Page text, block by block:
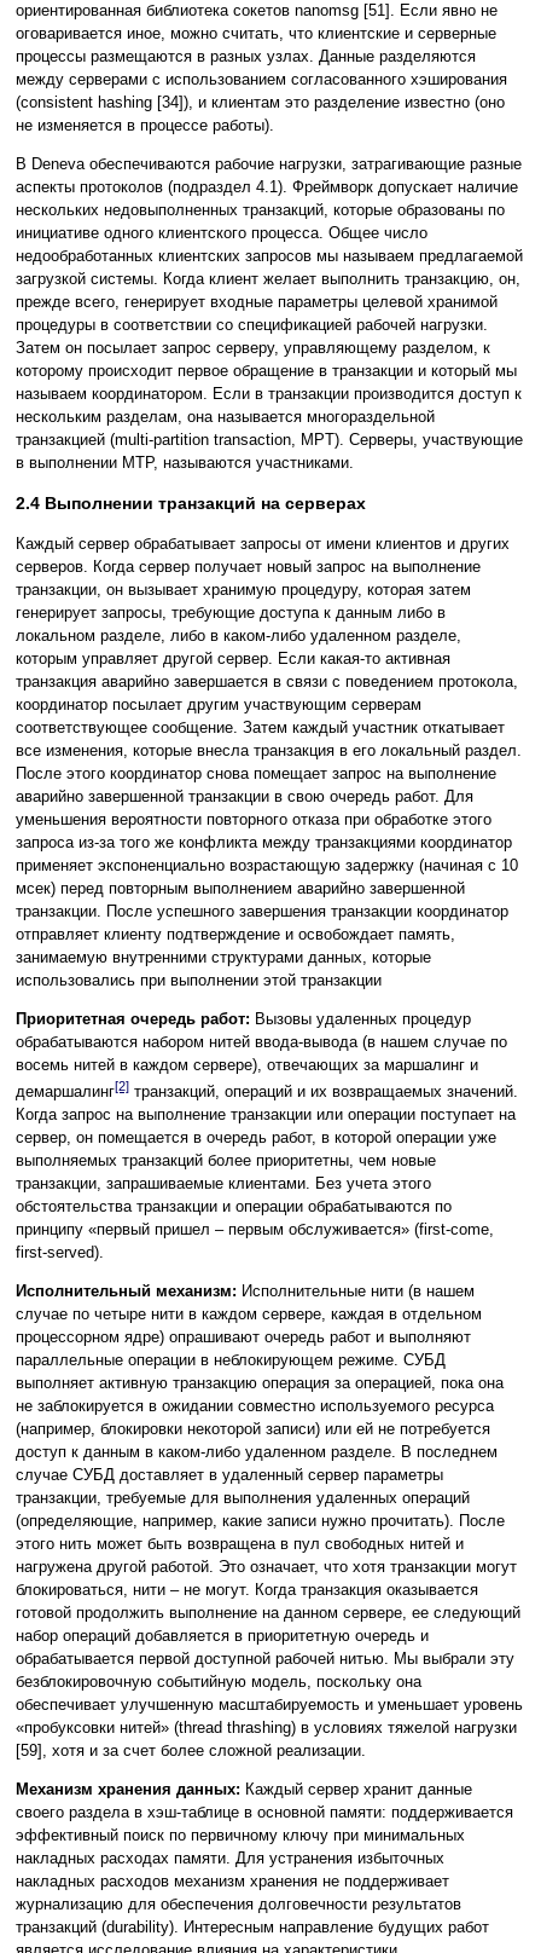
ориентированная библиотека сокетов nanomsg [51]. Если явно не
оговаривается иное, можно считать, что клиентские и серверные
процессы размещаются в разных узлах. Данные разделяются
между серверами с использованием согласованного хэширования
(consistent hashing [34]), и клиентам это разделение известно (оно
не изменяется в процессе работы).
В Deneva обеспечиваются рабочие нагрузки, затрагивающие разные
аспекты протоколов (подраздел 4.1). Фреймворк допускает наличие
нескольких недовыполненных транзакций, которые образованы по
инициативе одного клиентского процесса. Общее число
недообработанных клиентских запросов мы называем предлагаемой
загрузкой системы. Когда клиент желает выполнить транзакцию, он,
прежде всего, генерирует входные параметры целевой хранимой
процедуры в соответствии со спецификацией рабочей нагрузки.
Затем он посылает запрос серверу, управляющему разделом, к
которому происходит первое обращение в транзакции и который мы
называем координатором. Если в транзакции производится доступ к
нескольким разделам, она называется многораздельной
транзакцией (multi-partition transaction, MPT). Серверы, участвующие
в выполнении MTP, называются участниками.
2.4 Выполнении транзакций на серверах
Каждый сервер обрабатывает запросы от имени клиентов и других
серверов. Когда сервер получает новый запрос на выполнение
транзакции, он вызывает хранимую процедуру, которая затем
генерирует запросы, требующие доступа к данным либо в
локальном разделе, либо в каком-либо удаленном разделе,
которым управляет другой сервер. Если какая-то активная
транзакция аварийно завершается в связи с поведением протокола,
координатор посылает другим участвующим серверам
соответствующее сообщение. Затем каждый участник откатывает
все изменения, которые внесла транзакция в его локальный раздел.
После этого координатор снова помещает запрос на выполнение
аварийно завершенной транзакции в свою очередь работ. Для
уменьшения вероятности повторного отказа при обработке этого
запроса из-за того же конфликта между транзакциями координатор
применяет экспоненциально возрастающую задержку (начиная с 10
мсек) перед повторным выполнением аварийно завершенной
транзакции. После успешного завершения транзакции координатор
отправляет клиенту подтверждение и освобождает память,
занимаемую внутренними структурами данных, которые
использовались при выполнении этой транзакции
Приоритетная очередь работ: Вызовы удаленных процедур
обрабатываются набором нитей ввода-вывода (в нашем случае по
восемь нитей в каждом сервере), отвечающих за маршалинг и
демаршалинг[2] транзакций, операций и их возвращаемых значений.
Когда запрос на выполнение транзакции или операции поступает на
сервер, он помещается в очередь работ, в которой операции уже
выполняемых транзакций более приоритетны, чем новые
транзакции, запрашиваемые клиентами. Без учета этого
обстоятельства транзакции и операции обрабатываются по
принципу «первый пришел – первым обслуживается» (first-come,
first-served).
Исполнительный механизм: Исполнительные нити (в нашем
случае по четыре нити в каждом сервере, каждая в отдельном
процессорном ядре) опрашивают очередь работ и выполняют
параллельные операции в неблокирующем режиме. СУБД
выполняет активную транзакцию операция за операцией, пока она
не заблокируется в ожидании совместно используемого ресурса
(например, блокировки некоторой записи) или ей не потребуется
доступ к данным в каком-либо удаленном разделе. В последнем
случае СУБД доставляет в удаленный сервер параметры
транзакции, требуемые для выполнения удаленных операций
(определяющие, например, какие записи нужно прочитать). После
этого нить может быть возвращена в пул свободных нитей и
нагружена другой работой. Это означает, что хотя транзакции могут
блокироваться, нити – не могут. Когда транзакция оказывается
готовой продолжить выполнение на данном сервере, ее следующий
набор операций добавляется в приоритетную очередь и
обрабатывается первой доступной рабочей нитью. Мы выбрали эту
безблокировочную событийную модель, поскольку она
обеспечивает улучшенную масштабируемость и уменьшает уровень
«пробуксовки нитей» (thread thrashing) в условиях тяжелой нагрузки
[59], хотя и за счет более сложной реализации.
Механизм хранения данных: Каждый сервер хранит данные
своего раздела в хэш-таблице в основной памяти: поддерживается
эффективный поиск по первичному ключу при минимальных
накладных расходах памяти. Для устранения избыточных
накладных расходов механизм хранения не поддерживает
журнализацию для обеспечения долговечности результатов
транзакций (durability). Интересным направление будущих работ